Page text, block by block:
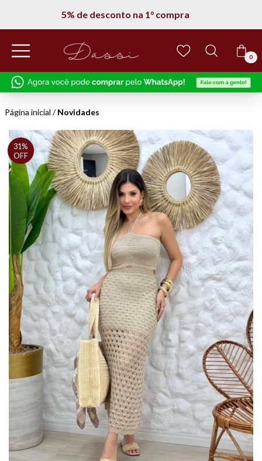
5% de desconto na 1° compra
0
Página inicial /Novidades
31%
OFF